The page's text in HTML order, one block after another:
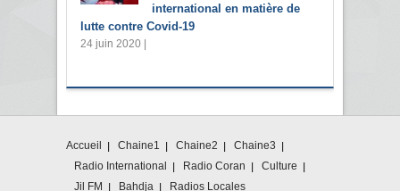
international en matière de
lutte contre Covid-19
24 juin 2020 |
Accueil Chaine1 Chaine2
Chaine3
Radio International
Radio Coran
Culture
Jil FM
Bahdja Radios Locales